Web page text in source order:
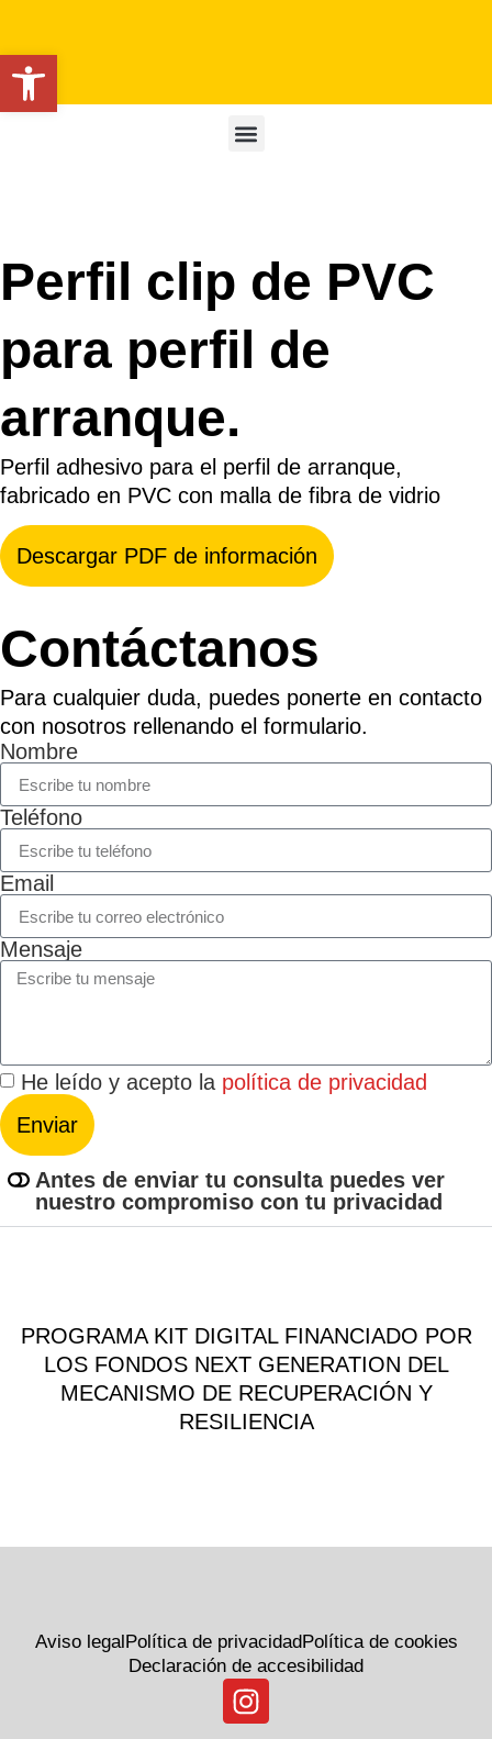
Perfil clip de PVC
para perfil de
arranque.
Perfil adhesivo para el perfil de arranque,
fabricado en PVC con malla de fibra de vidrio
Descargar PDF de información
Contáctanos
Para cualquier duda, puedes ponerte en contacto
con nosotros rellenando el formulario.
Nombre
Teléfono
Email
Mensaje
He leído y acepto la política de privacidad
Enviar
Antes de enviar tu consulta puedes ver
nuestro compromiso con tu privacidad
PROGRAMA KIT DIGITAL FINANCIADO POR
LOS FONDOS NEXT GENERATION DEL
MECANISMO DE RECUPERACIÓN Y
RESILIENCIA
Aviso legalPolítica de privacidadPolítica de cookies
Declaración de accesibilidad
Abrir barra de herramientas